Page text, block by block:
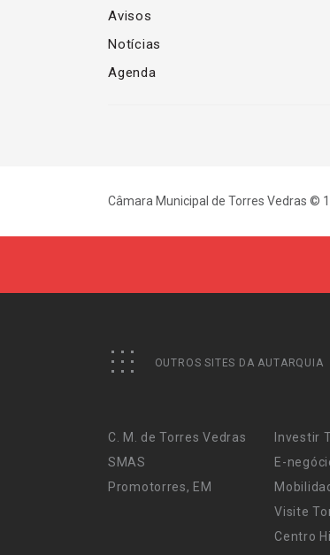
Avisos
Notícias
Agenda
Câmara Municipal de Torres Vedras ©
OUTROS SITES DA AUTARQUIA
C. M. de Torres Vedras
SMAS
Promotorres, EM
Investir
E-
Visite
Centro